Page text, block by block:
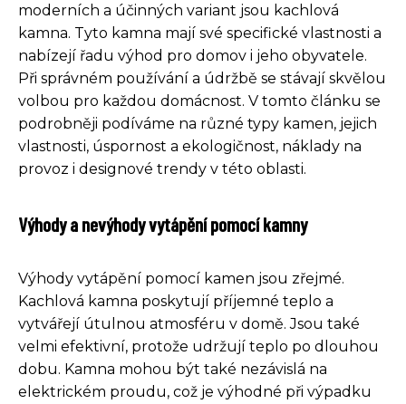
moderních a účinných variant jsou kachlová
kamna. Tyto kamna mají své specifické vlastnosti a
nabízejí řadu výhod pro domov i jeho obyvatele.
Při správném používání a údržbě se stávají skvělou
volbou pro každou domácnost. V tomto článku se
podrobněji podíváme na různé typy kamen, jejich
vlastnosti, úspornost a ekologičnost, náklady na
provoz i designové trendy v této oblasti.
Výhody a nevýhody vytápění pomocí kamny
Výhody vytápění pomocí kamen jsou zřejmé.
Kachlová kamna poskytují příjemné teplo a
vytvářejí útulnou atmosféru v domě. Jsou také
velmi efektivní, protože udržují teplo po dlouhou
dobu. Kamna mohou být také nezávislá na
elektrickém proudu, což je výhodné při výpadku